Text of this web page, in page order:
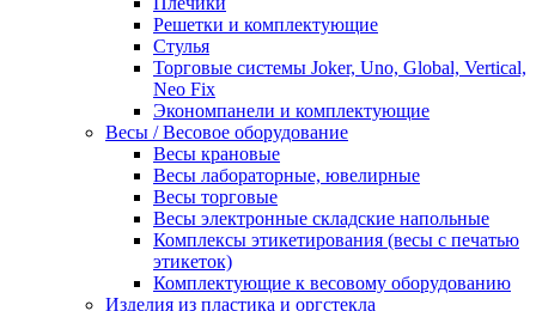
Решетки и комплектующие
Стулья
Торговые системы Joker, Uno, Global, Vertical,
Neo Fix
Экономпанели и комплектующие
Весы / Весовое оборудование
Весы крановые
Весы лабораторные, ювелирные
Весы торговые
Весы электронные складские напольные
Комплексы этикетирования (весы с печатью
этикеток)
Комплектующие к весовому оборудованию
Изделия из пластика и оргстекла